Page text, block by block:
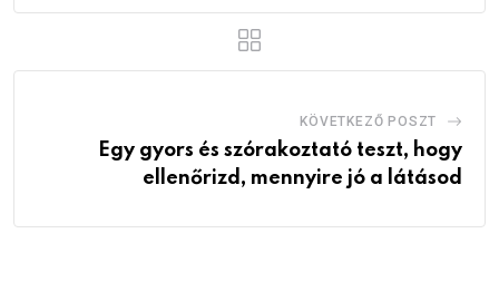
KÖVETKEZŐ POSZT
Egy gyors és szórakoztató teszt, hogy
ellenőrizd, mennyire jó a látásod